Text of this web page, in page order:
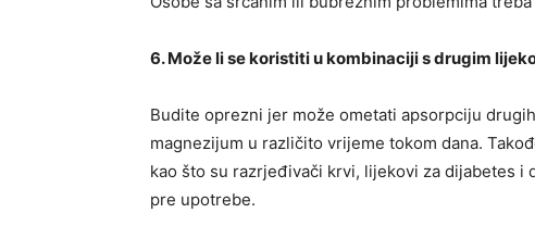
6. Može li se koristiti u kombinaciji s drugim
Budite oprezni jer može ometati apsorpciju
magnezijum u različito vrijeme tokom dana.
kao što su razrjeđivači krvi, lijekovi za dijabetes
pre upotrebe.